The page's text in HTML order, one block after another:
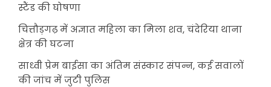
स्टैंड की घोषणा
चित्तौड़गढ़ में अज्ञात महिला का मिला शव, चंदेरिया थाना
क्षेत्र की घटना
साध्वी प्रेम बाईसा का अंतिम संस्कार संपन्न, कई सवालों
की जांच में जुटी पुलिस